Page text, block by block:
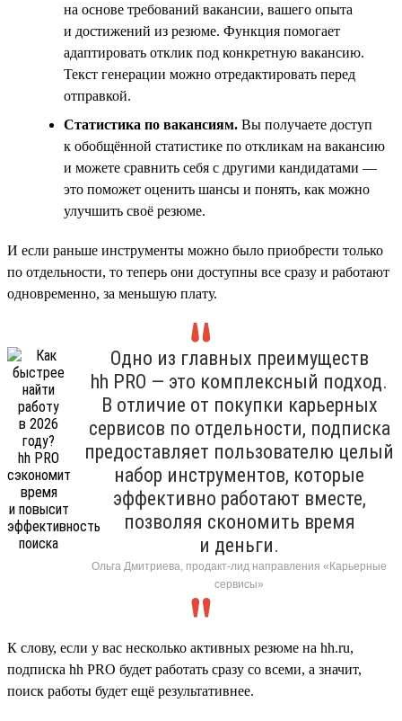
на основе требований вакансии, вашего опыта
и достижений из резюме. Функция помогает
адаптировать отклик под конкретную вакансию.
Текст генерации можно отредактировать перед
отправкой.
Статистика по вакансиям. Вы получаете доступ
к обобщённой статистике по откликам на вакансию
и можете сравнить себя с другими кандидатами —
это поможет оценить шансы и понять, как можно
улучшить своё резюме.
И если раньше инструменты можно было приобрести только
по отдельности, то теперь они доступны все сразу и работают
одновременно, за меньшую плату.
Одно из главных преимуществ
hh PRO — это комплексный подход.
В отличие от покупки карьерных
сервисов по отдельности, подписка
предоставляет пользователю целый
набор инструментов, которые
эффективно работают вместе,
позволяя скономить время
и деньги.
Ольга Дмитриева, продакт-лид направления «Карьерные
сервисы»
К слову, если у вас несколько активных резюме на hh.ru,
подписка hh PRO будет работать сразу со всеми, а значит,
поиск работы будет ещё результативнее.